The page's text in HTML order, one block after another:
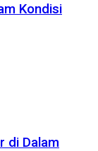
Kondisi
di Dalam